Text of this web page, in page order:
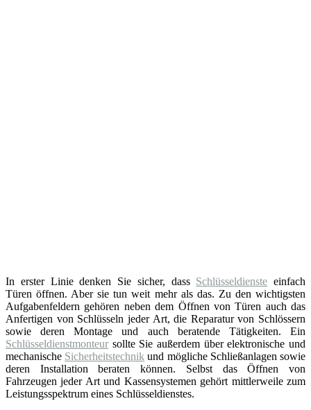
In erster Linie denken Sie sicher, dass Schlüsseldienste einfach
Türen öffnen. Aber sie tun weit mehr als das. Zu den wichtigsten
Aufgabenfeldern gehören neben dem Öffnen von Türen auch das
Anfertigen von Schlüsseln jeder Art, die Reparatur von Schlössern
sowie deren Montage und auch beratende Tätigkeiten. Ein
Schlüsseldienstmonteur sollte Sie außerdem über elektronische und
mechanische Sicherheitstechnik und mögliche Schließanlagen sowie
deren Installation beraten können. Selbst das Öffnen von
Fahrzeugen jeder Art und Kassensystemen gehört mittlerweile zum
Leistungsspektrum eines Schlüsseldienstes.